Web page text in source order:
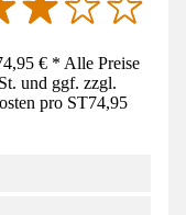
€ * Alle Preise
und ggf. zzgl.
pro ST74,95